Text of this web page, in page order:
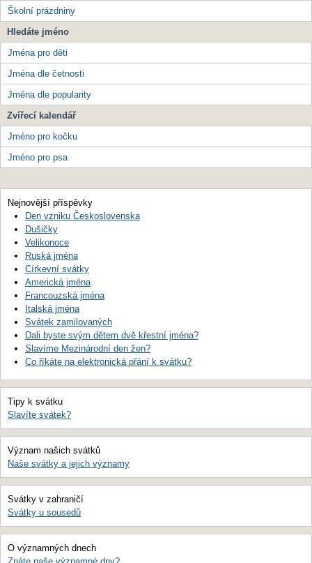
Školní prázdniny
Hledáte jméno
Jména pro děti
Jména dle četnosti
Jména dle popularity
Zvířecí kalendář
Jméno pro kočku
Jméno pro psa
Nejnovější příspěvky
Den vzniku Československa
Dušičky
Velikonoce
Ruská jména
Církevní svátky
Americká jména
Francouzská jména
Italská jména
Svátek zamilovaných
Dali byste svým dětem dvě křestní jména?
Slavíme Mezinárodní den žen?
Co říkáte na elektronická přání k svátku?
Tipy k svátku
Slavíte svátek?
Význam našich svátků
Naše svátky a jejich významy
Svátky v zahraničí
Svátky u sousedů
O významných dnech